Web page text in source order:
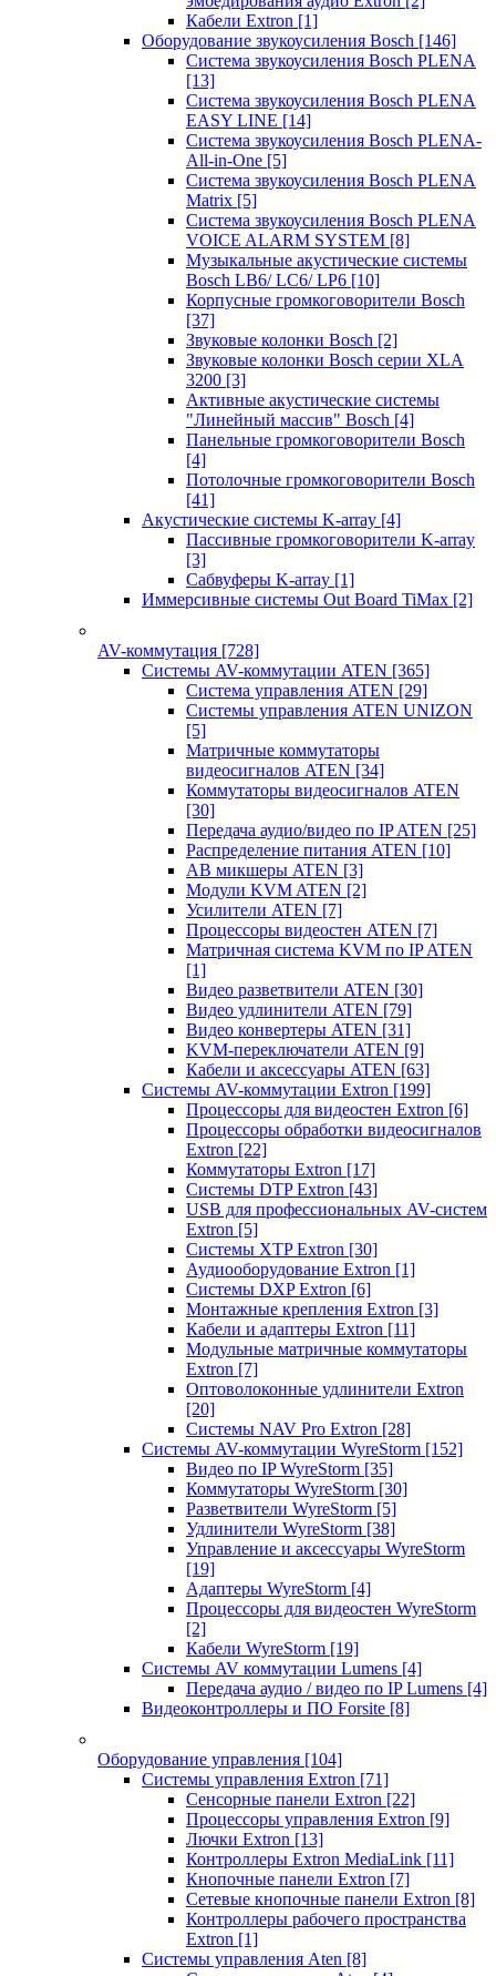
Кабели Extron [1]
Оборудование звукоусиления Bosch [146]
Система звукоусиления Bosch PLENA
[13]
Система звукоусиления Bosch PLENA
EASY LINE [14]
Система звукоусиления Bosch PLENA-
All-in-One [5]
Система звукоусиления Bosch PLENA
Matrix [5]
Система звукоусиления Bosch PLENA
VOICE ALARM SYSTEM [8]
Музыкальные акустические системы
Bosch LB6/ LC6/ LP6 [10]
Корпусные громкоговорители Bosch
[37]
Звуковые колонки Bosch [2]
Звуковые колонки Bosch серии XLA
3200 [3]
Активные акустические системы
"Линейный массив" Bosch [4]
Панельные громкоговорители Bosch
[4]
Потолочные громкоговорители Bosch
[41]
Акустические системы K-array [4]
Пассивные громкоговорители K-array
[3]
Сабвуферы K-array [1]
Иммерсивные системы Out Board TiMax [2]
AV-коммутация [728]
Системы AV-коммутации ATEN [365]
Система управления ATEN [29]
Системы управления ATEN UNIZON
[5]
Матричные коммутаторы
видеосигналов ATEN [34]
Коммутаторы видеосигналов ATEN
[30]
Передача аудио/видео по IP ATEN [25]
Распределение питания ATEN [10]
АВ микшеры ATEN [3]
Модули KVM ATEN [2]
Усилители ATEN [7]
Процессоры видеостен ATEN [7]
Матричная система KVM по IP ATEN
[1]
Видео разветвители ATEN [30]
Видео удлинители ATEN [79]
Видео конвертеры ATEN [31]
KVM-переключатели ATEN [9]
Кабели и аксессуары ATEN [63]
Системы AV-коммутации Extron [199]
Процессоры для видеостен Extron [6]
Процессоры обработки видеосигналов
Extron [22]
Коммутаторы Extron [17]
Системы DTP Extron [43]
USB для профессиональных AV-систем
Extron [5]
Системы XTP Extron [30]
Аудиооборудование Extron [1]
Системы DXP Extron [6]
Монтажные крепления Extron [3]
Кабели и адаптеры Extron [11]
Модульные матричные коммутаторы
Extron [7]
Оптоволоконные удлинители Extron
[20]
Системы NAV Pro Extron [28]
Системы AV-коммутации WyreStorm [152]
Видео по IP WyreStorm [35]
Коммутаторы WyreStorm [30]
Разветвители WyreStorm [5]
Удлинители WyreStorm [38]
Управление и аксессуары WyreStorm
[19]
Адаптеры WyreStorm [4]
Процессоры для видеостен WyreStorm
[2]
Кабели WyreStorm [19]
Системы AV коммутации Lumens [4]
Передача аудио / видео по IP Lumens [4]
Видеоконтроллеры и ПО Forsite [8]
Оборудование управления [104]
Системы управления Extron [71]
Сенсорные панели Extron [22]
Процессоры управления Extron [9]
Лючки Extron [13]
Контроллеры Extron MediaLink [11]
Кнопочные панели Extron [7]
Сетевые кнопочные панели Extron [8]
Контроллеры рабочего пространства
Extron [1]
Системы управления Aten [8]